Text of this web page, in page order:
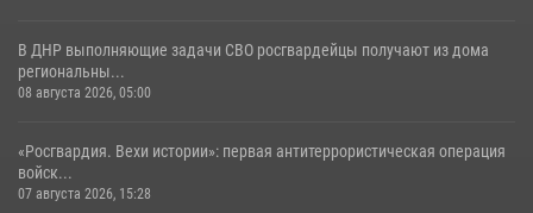
В ДНР выполняющие задачи СВО росгвардейцы получают из дома
региональны...
08 августа 2026, 05:00
«Росгвардия. Вехи истории»: первая антитеррористическая операция
войск...
07 августа 2026, 15:28